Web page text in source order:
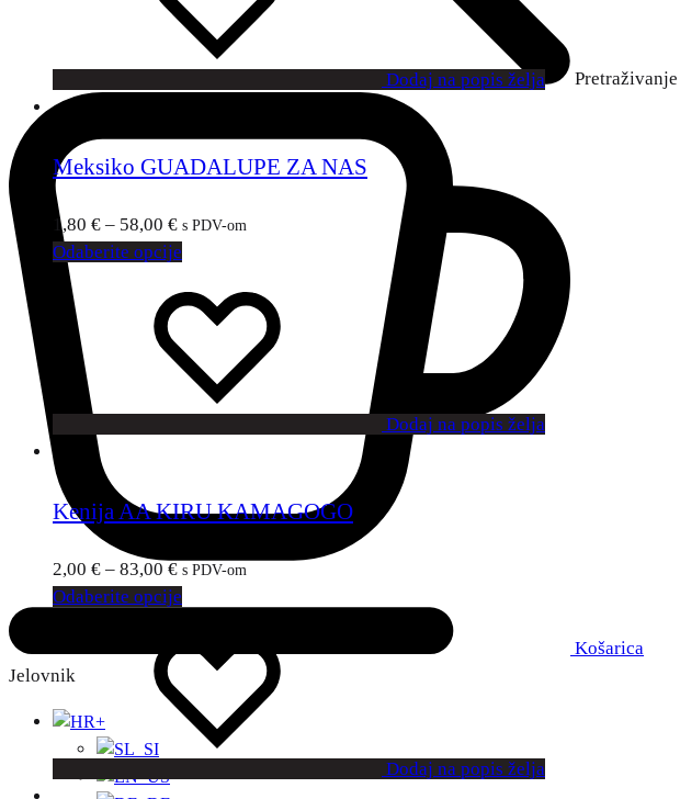
Pretraživanje
Košarica
Jelovnik
+
Dodaj na popis želja
Meksiko GUADALUPE ZA NAS
1,80 € – 58,00 € s PDV-om
Odaberite opcije
Dodaj na popis želja
Kenija AA KIRU KAMAGOGO
2,00 € – 83,00 € s PDV-om
Odaberite opcije
Dodaj na popis želja